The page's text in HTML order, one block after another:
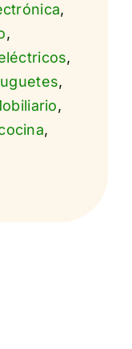
,
,
,
,
,
,